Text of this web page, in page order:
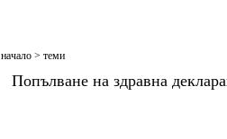
начало> теми
Попълване на здравна